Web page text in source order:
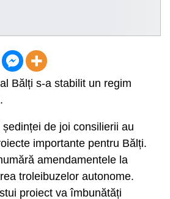
Bălți s-a stabilit un regim
de joi consilierii au
importante pentru Bălți.
amendamentele la
troleibuzelor autonome.
proiect va îmbunătăți